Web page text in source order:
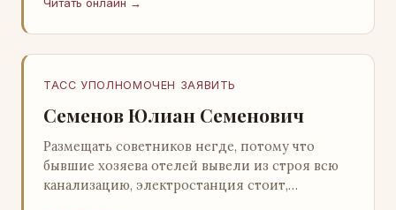
Натанович. – Что ж, …
ТАСС УПОЛНОМОЧЕН ЗАЯВИТЬ
Семенов Юлиан Семенович
Размещать советников негде, потому что
бывшие хозяева отелей вывели из строя всю
канализацию, электростанция стоит,